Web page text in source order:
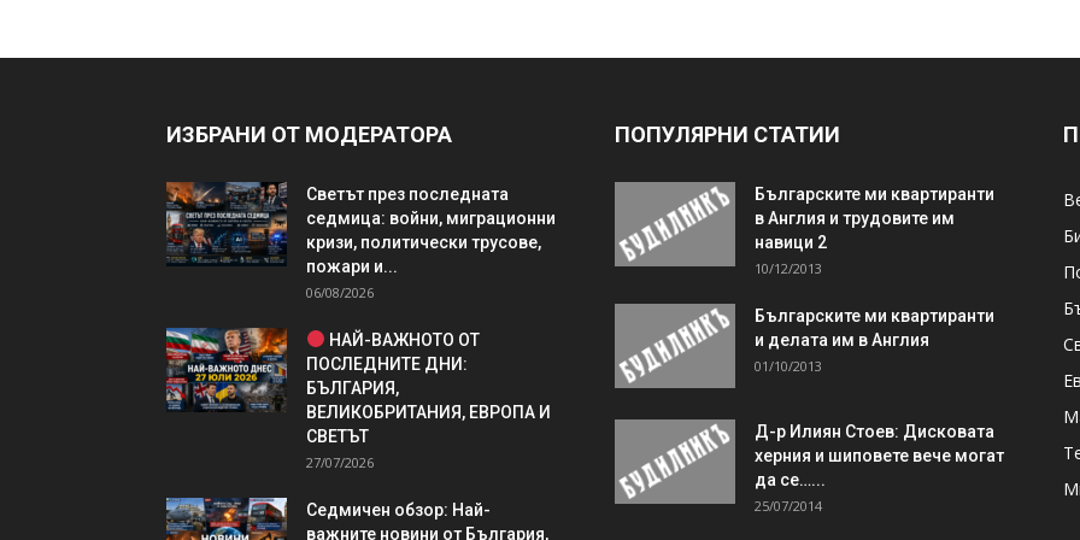
ИЗБРАНИ ОТ МОДЕРАТОРА
Светът през последната
седмица: войни, миграционни
кризи, политически трусове,
пожари и...
06/08/2026
НАЙ-ВАЖНОТО ОТ
ПОСЛЕДНИТЕ ДНИ:
БЪЛГАРИЯ,
ВЕЛИКОБРИТАНИЯ, ЕВРОПА И
СВЕТЪТ
27/07/2026
Седмичен обзор: Най-
важните новини от България,
ПОПУЛЯРНИ СТАТИИ
Българските ми квартиранти
в Англия и трудовите им
навици 2
10/12/2013
Българските ми квартиранти
и делата им в Англия
01/10/2013
Д-р Илиян Стоев: Дисковата
херния и шиповете вече могат
да се…...
25/07/2014